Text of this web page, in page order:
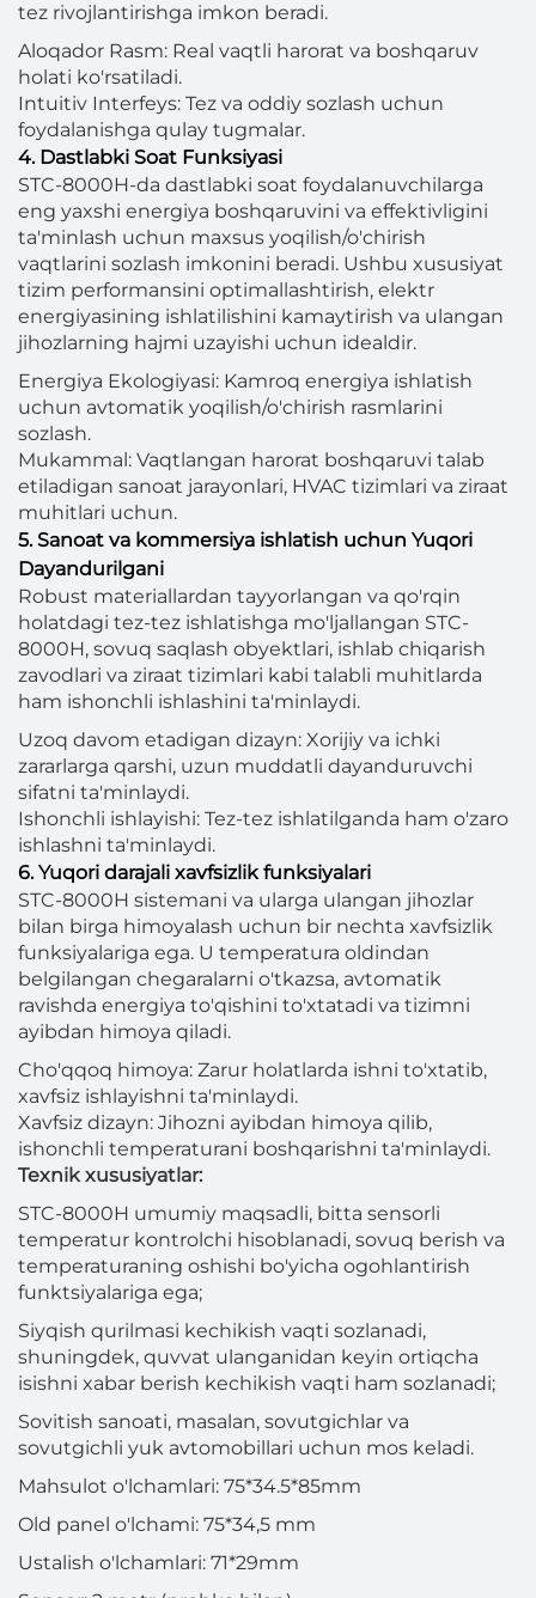
tez rivojlantirishga imkon beradi.
Aloqador Rasm: Real vaqtli harorat va boshqaruv
holati ko'rsatiladi.
Intuitiv Interfeys: Tez va oddiy sozlash uchun
foydalanishga qulay tugmalar.
4. Dastlabki Soat Funksiyasi
STC-8000H-da dastlabki soat foydalanuvchilarga
eng yaxshi energiya boshqaruvini va effektivligini
ta'minlash uchun maxsus yoqilish/o'chirish
vaqtlarini sozlash imkonini beradi. Ushbu xususiyat
tizim performansini optimallashtirish, elektr
energiyasining ishlatilishini kamaytirish va ulangan
jihozlarning hajmi uzayishi uchun idealdir.
Energiya Ekologiyasi: Kamroq energiya ishlatish
uchun avtomatik yoqilish/o'chirish rasmlarini
sozlash.
Mukammal: Vaqtlangan harorat boshqaruvi talab
etiladigan sanoat jarayonlari, HVAC tizimlari va ziraat
muhitlari uchun.
5. Sanoat va kommersiya ishlatish uchun Yuqori
Dayandurilgani
Robust materiallardan tayyorlangan va qo'rqin
holatdagi tez-tez ishlatishga mo'ljallangan STC-
8000H, sovuq saqlash obyektlari, ishlab chiqarish
zavodlari va ziraat tizimlari kabi talabli muhitlarda
ham ishonchli ishlashini ta'minlaydi.
Uzoq davom etadigan dizayn: Xorijiy va ichki
zararlarga qarshi, uzun muddatli dayanduruvchi
sifatni ta'minlaydi.
Ishonchli ishlayishi: Tez-tez ishlatilganda ham o'zaro
ishlashni ta'minlaydi.
6. Yuqori darajali xavfsizlik funksiyalari
STC-8000H sistemani va ularga ulangan jihozlar
bilan birga himoyalash uchun bir nechta xavfsizlik
funksiyalariga ega. U temperatura oldindan
belgilangan chegaralarni o'tkazsa, avtomatik
ravishda energiya to'qishini to'xtatadi va tizimni
ayibdan himoya qiladi.
Cho'qqoq himoya: Zarur holatlarda ishni to'xtatib,
xavfsiz ishlayishni ta'minlaydi.
Xavfsiz dizayn: Jihozni ayibdan himoya qilib,
ishonchli temperaturani boshqarishni ta'minlaydi.
Texnik xususiyatlar:
STC-8000H umumiy maqsadli, bitta sensorli
temperatur kontrolchi hisoblanadi, sovuq berish va
temperaturaning oshishi bo'yicha ogohlantirish
funktsiyalariga ega;
Siyqish qurilmasi kechikish vaqti sozlanadi,
shuningdek, quvvat ulanganidan keyin ortiqcha
isishni xabar berish kechikish vaqti ham sozlanadi;
Sovitish sanoati, masalan, sovutgichlar va
sovutgichli yuk avtomobillari uchun mos keladi.
Mahsulot o'lchamlari: 75*34.5*85mm
Old panel o'lchami: 75*34,5 mm
Ustalish o'lchamlari: 71*29mm